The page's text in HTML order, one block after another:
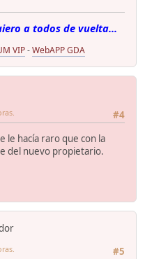
a todos de vuelta...
VIP-WebAPP GDA
#4
le hacía raro que con la
del nuevo propietario.
#5